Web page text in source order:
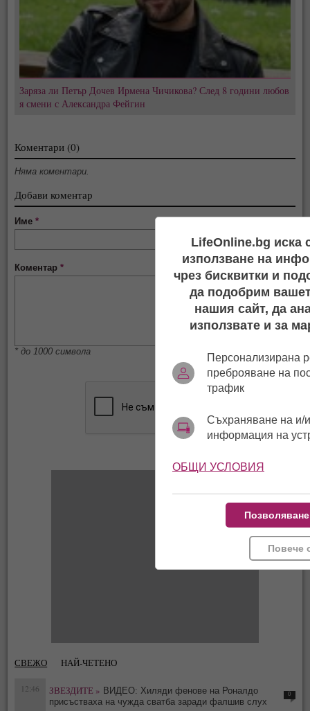
Заряза ли Петър Дочев Ирмена Чичикова? След 8 години любов
я смени с Александра Фейгин
Коментари (0)
Няма коментари.
Добави коментар
Име*
Коментар*
* до 1000 символа
СВЕЖО НАЙ-ЧЕТЕНО
12:46 ЗВЕЗДИТЕ » ВИДЕО: Хиляди фенове на Роналдо
присъстваха на чужда сватба заради фалшив слух
0
LifeOnline.bg иска
използване на
чрез бисквитки и
да подобрим
нашия сайт, да
използвате и за
Персонализирана
преброяване на
трафик
Съхраняване на и/
информация на
ОБЩИ УСЛОВИЯ
Повече